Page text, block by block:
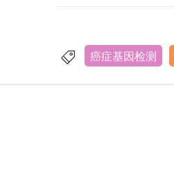
癌症基因检测